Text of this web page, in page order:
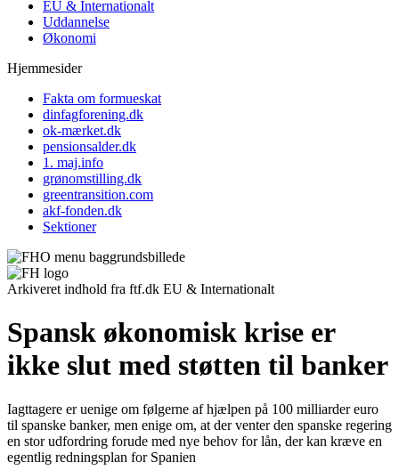
EU & Internationalt
Uddannelse
Økonomi
Hjemmesider
Fakta om formueskat
dinfagforening.dk
ok-mærket.dk
pensionsalder.dk
1. maj.info
grønomstilling.dk
greentransition.com
akf-fonden.dk
Sektioner
Arkiveret indhold fra ftf.dk EU & Internationalt
Spansk økonomisk krise er
ikke slut med støtten til banker
Iagttagere er uenige om følgerne af hjælpen på 100 milliarder euro
til spanske banker, men enige om, at der venter den spanske regering
en stor udfordring forude med nye behov for lån, der kan kræve en
egentlig redningsplan for Spanien